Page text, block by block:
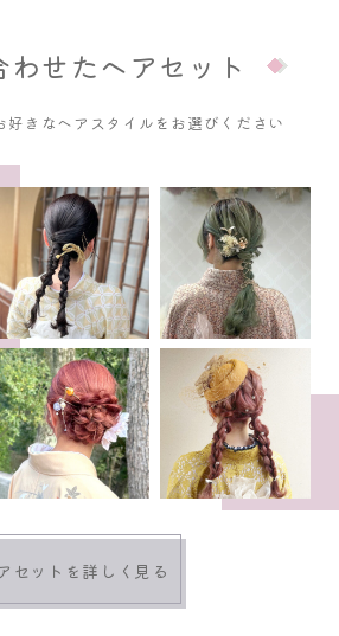
わせたヘアセット
好きなヘアスタイルをお選びください
セットを詳しく見る